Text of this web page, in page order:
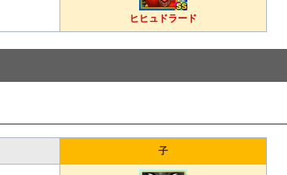
ヒヒュドラード
子